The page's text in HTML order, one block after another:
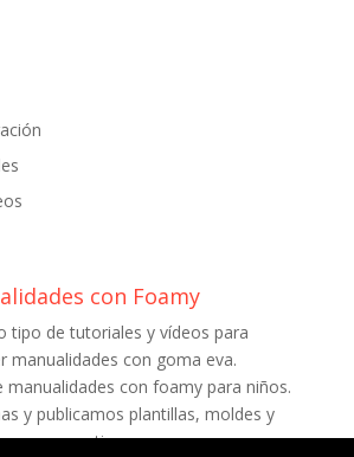
con Foamy
tipo de tutoriales y vídeos para
manualidades con goma eva.
manualidades con foamy para niños.
y publicamos plantillas, moldes y
gratis.